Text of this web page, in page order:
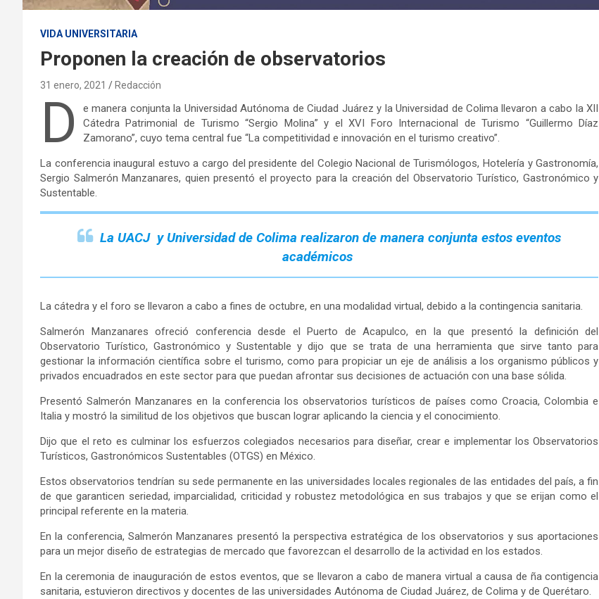
VIDA UNIVERSITARIA
Proponen la creación de observatorios
31 enero, 2021 Redacción
D
e manera conjunta la Universidad Autónoma de Ciudad Juárez y la Universidad de Colima llevaron a cabo la XII
Cátedra Patrimonial de Turismo “Sergio Molina” y el XVI Foro Internacional de Turismo “Guillermo Díaz
Zamorano”, cuyo tema central fue “La competitividad e innovación en el turismo creativo”.
La conferencia inaugural estuvo a cargo del presidente del Colegio Nacional de Turismólogos, Hotelería y Gastronomía,
Sergio Salmerón Manzanares, quien presentó el proyecto para la creación del Observatorio Turístico, Gastronómico y
Sustentable.
La UACJ y Universidad de Colima realizaron de manera conjunta estos eventos
académicos
La cátedra y el foro se llevaron a cabo a fines de octubre, en una modalidad virtual, debido a la contingencia sanitaria.
Salmerón Manzanares ofreció conferencia desde el Puerto de Acapulco, en la que presentó la definición del
Observatorio Turístico, Gastronómico y Sustentable y dijo que se trata de una herramienta que sirve tanto para
gestionar la información científica sobre el turismo, como para propiciar un eje de análisis a los organismo públicos y
privados encuadrados en este sector para que puedan afrontar sus decisiones de actuación con una base sólida.
Presentó Salmerón Manzanares en la conferencia los observatorios turísticos de países como Croacia, Colombia e
Italia y mostró la similitud de los objetivos que buscan lograr aplicando la ciencia y el conocimiento.
Dijo que el reto es culminar los esfuerzos colegiados necesarios para diseñar, crear e implementar los Observatorios
Turísticos, Gastronómicos Sustentables (OTGS) en México.
Estos observatorios tendrían su sede permanente en las universidades locales regionales de las entidades del país, a fin
de que garanticen seriedad, imparcialidad, criticidad y robustez metodológica en sus trabajos y que se erijan como el
principal referente en la materia.
En la conferencia, Salmerón Manzanares presentó la perspectiva estratégica de los observatorios y sus aportaciones
para un mejor diseño de estrategias de mercado que favorezcan el desarrollo de la actividad en los estados.
En la ceremonia de inauguración de estos eventos, que se llevaron a cabo de manera virtual a causa de ña contigencia
sanitaria, estuvieron directivos y docentes de las universidades Autónoma de Ciudad Juárez, de Colima y de Querétaro.